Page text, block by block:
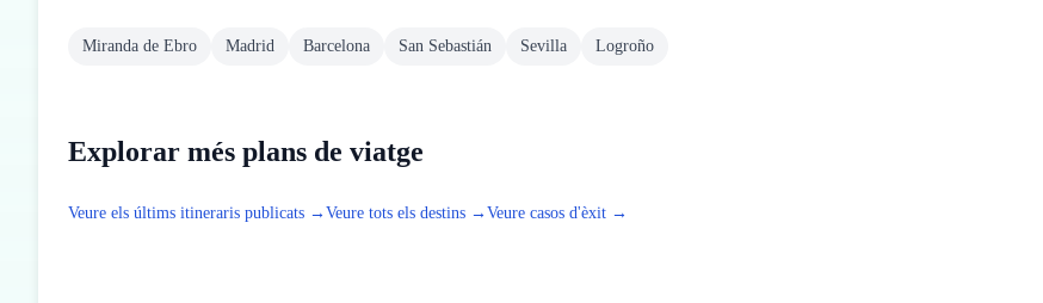
Miranda de Ebro Madrid Barcelona San Sebastián Sevilla Logroño
Explorar més plans de viatge
Veure els últims itineraris publicats → Veure tots els destins → Veure casos d'èxit →